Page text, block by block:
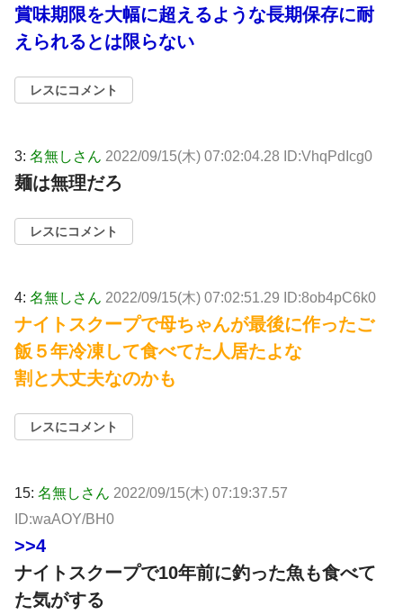
賞味期限を大幅に超えるような長期保存に耐
えられるとは限らない
レスにコメント
3: 名無しさん 2022/09/15(木) 07:02:04.28 ID:VhqPdIcg0
麺は無理だろ
レスにコメント
4: 名無しさん 2022/09/15(木) 07:02:51.29 ID:8ob4pC6k0
ナイトスクープで母ちゃんが最後に作ったご
飯５年冷凍して食べてた人居たよな
割と大丈夫なのかも
レスにコメント
15: 名無しさん 2022/09/15(木) 07:19:37.57
ID:waAOY/BH0
>>4
ナイトスクープで10年前に釣った魚も食べて
た気がする